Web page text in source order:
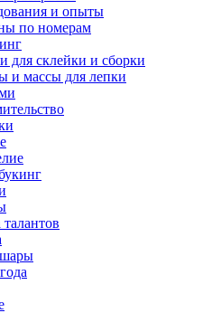
и опыты
по номерам
для склейки и сборки
и массы для лепки